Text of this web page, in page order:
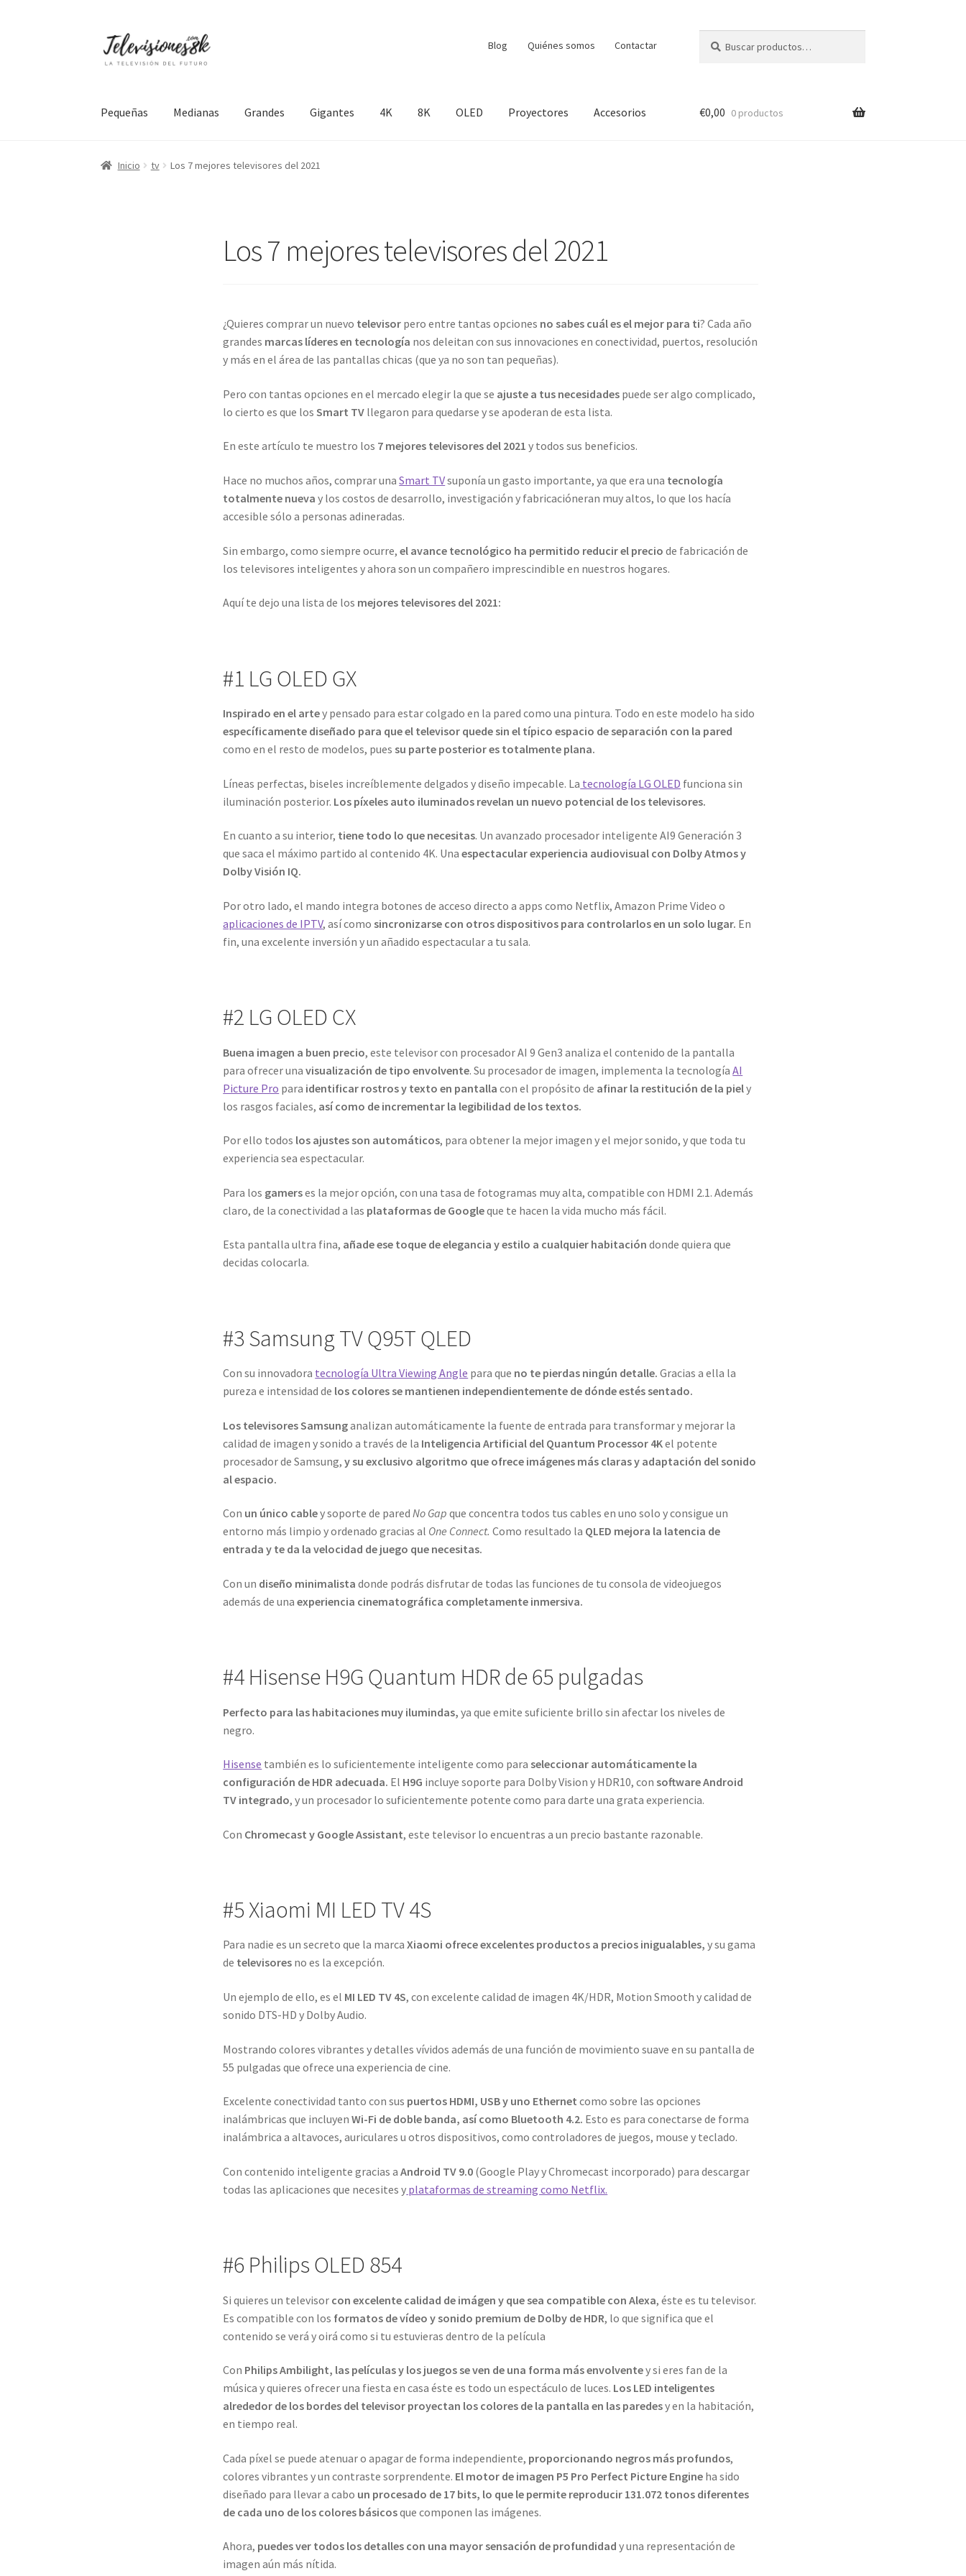
Ir
a
Ir
al
Blog Quiénes somos Contactar
por:
Pequeñas Medianas Grandes Gigantes 4K 8K OLED Proyectores Accesorios €0,00 0 productos
Inicio tv Los 7 mejores televisores del 2021
Los 7 mejores televisores del 2021
¿Quieres comprar un nuevo televisor pero entre tantas opciones no sabes cuál es el mejor para ti? Cada año
grandes marcas líderes en tecnología nos deleitan con sus innovaciones en conectividad, puertos, resolución
y más en el área de las pantallas chicas (que ya no son tan pequeñas).
Pero con tantas opciones en el mercado elegir la que se ajuste a tus necesidades puede ser algo complicado,
lo cierto es que losSmart TV llegaron para quedarse y se apoderan de esta lista.
En este artículo te muestro los 7 mejores televisores del 2021 y todos sus beneficios.
Hace no muchos años, comprar unaSmart TVsuponía un gasto importante, ya que era una tecnología
totalmente nueva y los costos de desarrollo, investigación y fabricacióneran muy altos, lo que los hacía
accesible sólo a personas adineradas.
Sin embargo, como siempre ocurre,el avance tecnológico ha permitido reducir el precio de fabricación de
los televisores inteligentes y ahora son un compañero imprescindible en nuestros hogares.
Aquí te dejo una lista de los mejores televisores del 2021:
#1 LG OLED GX
Inspirado en el artey pensado para estar colgado en la pared como una pintura. Todo en este modelo ha sido
específicamente diseñado para que el televisor quede sin el típico espacio de separación con la pared
como en el resto de modelos, puessu parte posterior es totalmente plana.
Líneas perfectas, biseles increíblemente delgados y diseño impecable. La tecnología LG OLED funciona sin
iluminación posterior. Los píxeles auto iluminados revelan un nuevo potencial de los televisores.
En cuanto a su interior, tiene todo lo que necesitas. Un avanzado procesador inteligente AI9 Generación 3
que saca el máximo partido al contenido 4K. Unaespectacular experiencia audiovisual con Dolby Atmos y
Dolby Visión IQ.
Por otro lado, el mando integra botones de acceso directo a apps como Netflix, Amazon Prime Video o
aplicaciones de IPTV, así comosincronizarse con otros dispositivos para controlarlos en un solo lugar. En
fin, una excelente inversión y un añadido espectacular a tu sala.
#2 LG OLED CX
Buena imagen a buen precio, este televisor con procesador AI 9 Gen3 analiza el contenido de la pantalla
para ofrecer unavisualización de tipo envolvente. Su procesador de imagen, implementa la tecnologíaAI
Picture Pro para identificar rostros y texto en pantalla con el propósito de afinar la restitución de la piely
los rasgos faciales, así como de incrementar la legibilidad de los textos.
Por ello todos los ajustes son automáticos, para obtener la mejor imagen y el mejor sonido, y que toda tu
experiencia sea espectacular.
Para los gamerses la mejor opción, con una tasa de fotogramas muy alta, compatible con HDMI 2.1. Además
claro, de la conectividad a las plataformas de Googleque te hacen la vida mucho más fácil.
Esta pantalla ultra fina, añade ese toque de elegancia y estilo a cualquier habitación donde quiera que
decidas colocarla.
#3 Samsung TV Q95T QLED
Con su innovadora tecnología Ultra Viewing Angle para que no te pierdas ningún detalle. Gracias a ella la
pureza e intensidad de los colores se mantienen independientemente de dónde estés sentado.
Los televisores Samsunganalizan automáticamente la fuente de entrada para transformar y mejorar la
calidad de imagen y sonido a través de la Inteligencia Artificial del Quantum Processor 4Kel potente
procesador de Samsung,y su exclusivo algoritmo que ofrece imágenes más claras y adaptación del sonido
al espacio.
Con un único cabley soporte de paredNo Gap que concentra todos tus cables en uno solo y consigue un
entorno más limpio y ordenado gracias al One Connect. Como resultado la QLED mejora la latencia de
entrada y te da la velocidad de juego que necesitas.
Con un diseño minimalista donde podrás disfrutar de todas las funciones de tu consola de videojuegos
además de unaexperiencia cinematográfica completamente inmersiva.
#4 Hisense H9G Quantum HDR de 65 pulgadas
Perfecto para las habitaciones muy ilumindas, ya que emite suficiente brillo sin afectar los niveles de
negro.
Hisense también es lo suficientemente inteligente como paraseleccionar automáticamente la
configuración de HDR adecuada. El H9G incluye soporte para Dolby Vision y HDR10, consoftware Android
TV integrado, y un procesador lo suficientemente potente como para darte una grata experiencia.
Con Chromecast y Google Assistant, este televisor lo encuentras a un precio bastante razonable.
#5 Xiaomi MI LED TV 4S
Para nadie es un secreto que la marcaXiaomi ofrece excelentes productos a precios inigualables, y su gama
de televisores no es la excepción.
Un ejemplo de ello, es el MI LED TV 4S, con excelente calidad de imagen 4K/HDR, Motion Smooth y calidad de
sonido DTS-HD y Dolby Audio.
Mostrando colores vibrantes y detalles vívidos además de una función de movimiento suave en su pantalla de
55 pulgadas que ofrece una experiencia de cine.
Excelente conectividad tanto con sus puertos HDMI, USB y uno Ethernet como sobre las opciones
inalámbricas que incluyenWi-Fi de doble banda, así como Bluetooth 4.2. Esto es para conectarse de forma
inalámbrica a altavoces, auriculares u otros dispositivos, como controladores de juegos, mouse y teclado.
Con contenido inteligente gracias aAndroid TV 9.0 (Google Play y Chromecast incorporado) para descargar
todas las aplicaciones que necesites y plataformas de streaming como Netflix.
#6 Philips OLED 854
Si quieres un televisor con excelente calidad de imágen y que sea compatible con Alexa, éste es tu televisor.
Es compatible con los formatos de vídeo y sonido premium de Dolby de HDR, lo que significa que el
contenido se verá y oirá como si tu estuvieras dentro de la película
Con Philips Ambilight, las películas y los juegos se ven de una forma más envolventey si eres fan de la
música y quieres ofrecer una fiesta en casa éste es todo un espectáculo de luces. Los LED inteligentes
alrededor de los bordes del televisor proyectan los colores de la pantalla en las paredesy en la habitación,
en tiempo real.
Cada píxel se puede atenuar o apagar de forma independiente, proporcionando negros más profundos,
colores vibrantes y un contraste sorprendente. El motor de imagen P5 Pro Perfect Picture Engine ha sido
diseñado para llevar a cabo un procesado de 17 bits, lo que le permite reproducir 131.072 tonos diferentes
de cada uno de los colores básicosque componen las imágenes.
Ahora, puedes ver todos los detalles con una mayor sensación de profundidad y una representación de
imagen aún más nítida.